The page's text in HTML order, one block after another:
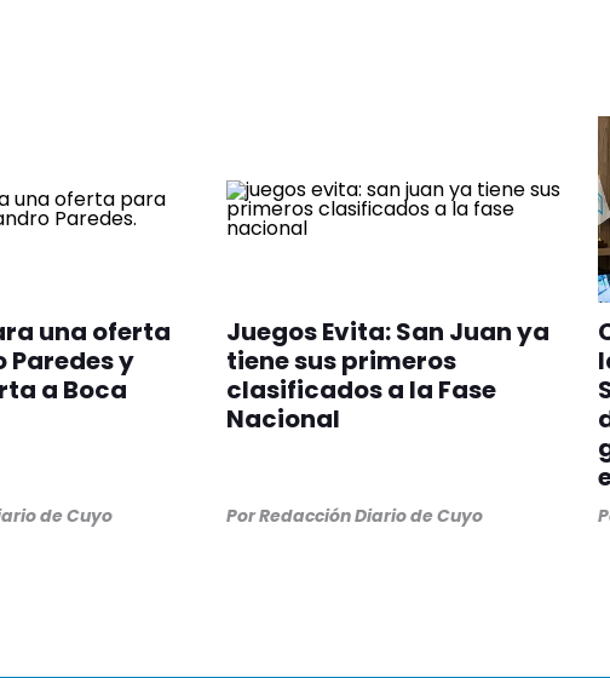
una oferta
Paredes y
a Boca
de Cuyo
Juegos Evita: San Juan ya
tiene sus primeros
clasificados a la Fase
Nacional
PorRedacción Diario de Cuyo